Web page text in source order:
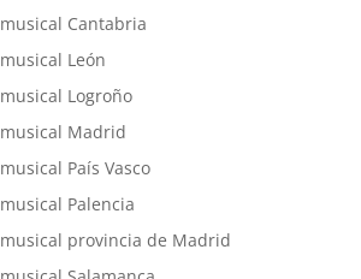
Cantabria
León
Logroño
Madrid
País Vasco
Palencia
provincia de Madrid